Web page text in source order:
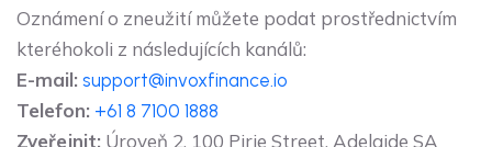
Oznámení o zneužití můžete podat prostřednictvím
kteréhokoli z následujících kanálů:
E-mail: support@invoxfinance.io
Telefon: +61 8 7100 1888
Zveřejnit: Úroveň 2, 100 Pirie Street, Adelaide SA